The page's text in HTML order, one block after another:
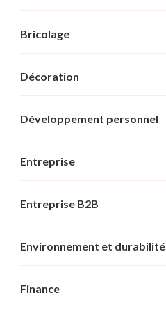
Bricolage
Décoration
Développement personnel
Entreprise
Entreprise B2B
Environnement et durabilité
Finance